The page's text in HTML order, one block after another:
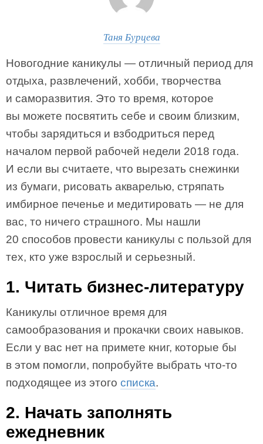
Таня Бурцева
Новогодние каникулы — отличный период для
отдыха, развлечений, хобби, творчества
и саморазвития. Это то время, которое
вы можете посвятить себе и своим близким,
чтобы зарядиться и взбодриться перед
началом первой рабочей недели 2018 года.
И если вы считаете, что вырезать снежинки
из бумаги, рисовать акварелью, стряпать
имбирное печенье и медитировать — не для
вас, то ничего страшного. Мы нашли
20 способов провести каникулы с пользой для
тех, кто уже взрослый и серьезный.
1. Читать бизнес-литературу
Каникулы отличное время для
самообразования и прокачки своих навыков.
Если у вас нет на примете книг, которые бы
в этом помогли, попробуйте выбрать что-то
подходящее из этого списка.
2. Начать заполнять
ежедневник